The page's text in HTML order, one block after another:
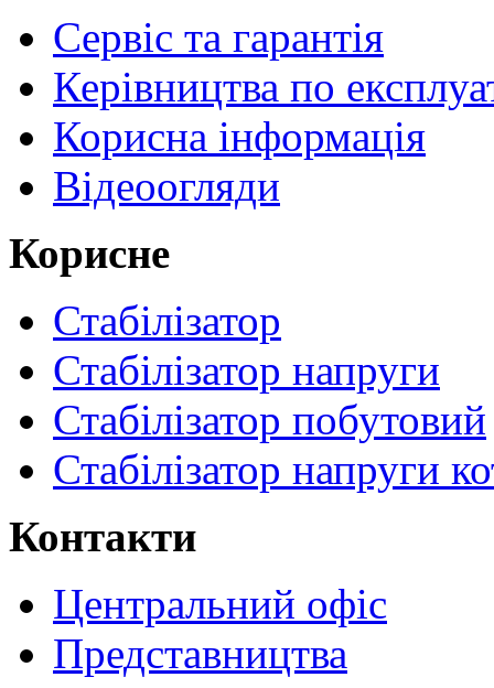
Сервіс та гарантія
Керівництва по
Корисна інформація
Відеоогляди
Корисне
Стабілізатор
Стабілізатор напруги
Стабілізатор побутовий
Стабілізатор напруги
Контакти
Центральний офіс
Представництва